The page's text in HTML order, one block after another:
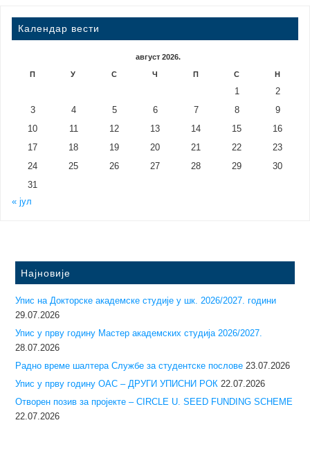
Календар вести
август 2026.
П У С Ч П С Н
1
2
3
4 5 6 7 8
9
10
11 12 13 14 15
16
17
18 19 20 21 22
23
24
25 26 27 28 29
30
31
« јул
Најновије
Упис на Докторске академске студије у шк. 2026/2027. години
29.07.2026
Упис у прву годину Mастер академских студија 2026/2027.
28.07.2026
Радно време шалтера Службе за студентске послове 23.07.2026
Упис у прву годину ОАС – ДРУГИ УПИСНИ РОК 22.07.2026
Отворен позив за пројекте – CIRCLE U. SEED FUNDING SCHEME
22.07.2026